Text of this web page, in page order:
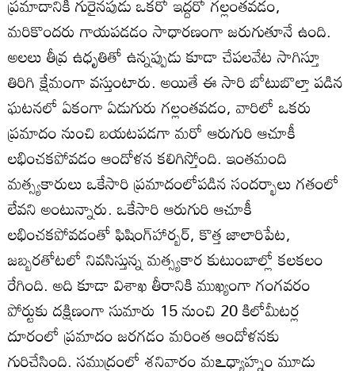
మరికొందరు గాయపడడం సాధారణంగా జరుగుతూనే ఉంది.
అలలు తీవ్ర ఉధృతితో ఉన్నప్పుడు కూడా చేపలవేట సాగిస్తూ
తిరిగి క్షేమంగా వస్తుంటారు. అయితే ఈ సారి బోటుబొల్తా పడిన
ఘటనలో ఏకంగా ఏడుగురు గల్లంతవడం, వారిలో ఒకరు
ప్రమాదం నుంచి బయటపడగా మరో ఆరుగురి ఆచూకీ
లభించకపోవడం ఆందోళన కలిగిస్తోంది. ఇంతమంది
మత్స్యకారులు ఒకేసారి ప్రమాదంలోపడిన సందర్భాలు గతంలో
లేవని అంటున్నారు. ఒకేసారి ఆరుగురి ఆచూకీ
లభించకపోవడంతో ఫిషింగ్‌హార్బర్‌, కొత్త జాలారిపేట,
జబ్బరతోటలో నివసిస్తున్న మత్స్యకార కుటుంబాల్లో కలకలం
రేగింది. అది కూడా విశాఖ తీరానికి ముఖ్యంగా గంగవరం
పోర్టుకు దక్షిణంగా సుమారు 15 నుంచి 20 కిలోమీటర్ల
దూరంలో ప్రమాదం జరగడం మరింత ఆందోళనకు
గురిచేసింది. సముద్రంలో శనివారం మఽధ్యాహ్నం మూడు